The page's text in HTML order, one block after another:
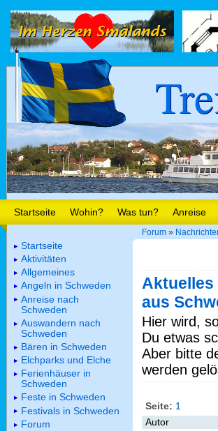
Startseite Wohin? Was tun? Anreise
Forum »
aus
Hier wird,
Du etwas
Aber bitte
werden
Seite: 1
Autor
Startseite
Aktivitäten
Allgemeines
Angeln in Schweden
Anreise nach
Schweden
Auswandern nach
Schweden
Bären in Schweden
Elchparks und Elche
Ferienhäuser in
Schweden
Feste in Schweden
Festivals in Schweden
Forum